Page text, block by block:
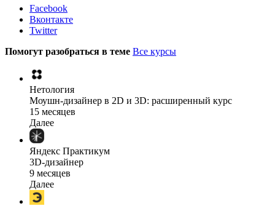
Facebook
Вконтакте
Twitter
Помогут разобраться в теме Все курсы
Нетология
Моушн-дизайнер в 2D и 3D: расширенный курс
15 месяцев
Далее
Яндекс Практикум
3D-дизайнер
9 месяцев
Далее